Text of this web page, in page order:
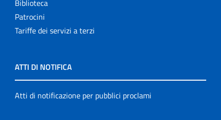
Biblioteca
Patrocini
Tariffe dei servizi a terzi
ATTI DI NOTIFICA
Atti di notificazione per pubblici proclami